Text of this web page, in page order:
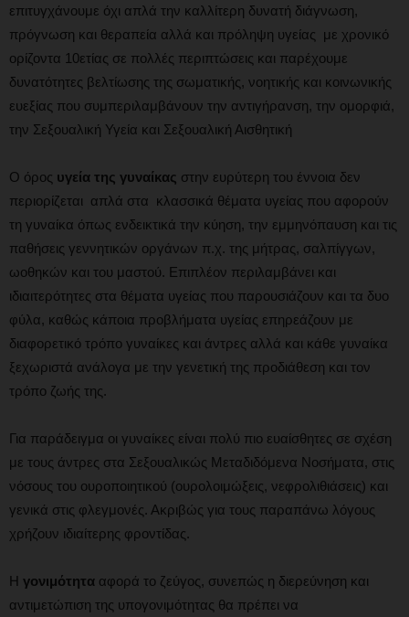
επιτυγχάνουμε όχι απλά την καλλίτερη δυνατή διάγνωση,
πρόγνωση και θεραπεία αλλά και πρόληψη υγείας με χρονικό
ορίζοντα 10ετίας σε πολλές περιπτώσεις και παρέχουμε
δυνατότητες βελτίωσης της σωματικής, νοητικής και κοινωνικής
ευεξίας που συμπεριλαμβάνουν την αντιγήρανση, την ομορφιά,
την Σεξουαλική Υγεία και Σεξουαλική Αισθητική
Ο όρος υγεία της γυναίκας στην ευρύτερη του έννοια δεν
περιορίζεται απλά στα κλασσικά θέματα υγείας που αφορούν
τη γυναίκα όπως ενδεικτικά την κύηση, την εμμηνόπαυση και τις
παθήσεις γεννητικών οργάνων π.χ. της μήτρας, σαλπίγγων,
ωοθηκών και του μαστού. Επιπλέον περιλαμβάνει και
ιδιαιτερότητες στα θέματα υγείας που παρουσιάζουν και τα δυο
φύλα, καθώς κάποια προβλήματα υγείας επηρεάζουν με
διαφορετικό τρόπο γυναίκες και άντρες αλλά και κάθε γυναίκα
ξεχωριστά ανάλογα με την γενετική της προδιάθεση και τον
τρόπο ζωής της.
Για παράδειγμα οι γυναίκες είναι πολύ πιο ευαίσθητες σε σχέση
με τους άντρες στα Σεξουαλικώς Μεταδιδόμενα Νοσήματα, στις
νόσους του ουροποιητικού (ουρολοιμώξεις, νεφρολιθιάσεις) και
γενικά στις φλεγμονές. Ακριβώς για τους παραπάνω λόγους
χρήζουν ιδιαίτερης φροντίδας.
Η γονιμότητα αφορά το ζεύγος, συνεπώς η διερεύνηση και
αντιμετώπιση της υπογονιμότητας θα πρέπει να